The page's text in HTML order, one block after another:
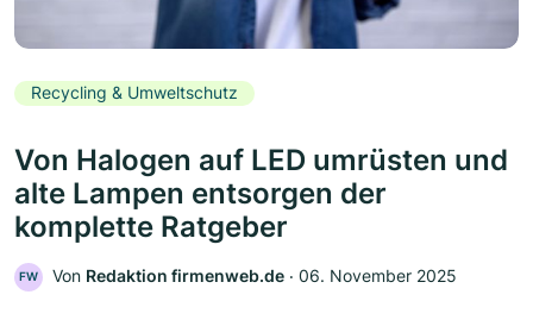
Recycling & Umweltschutz
Von Halogen auf LED umrüsten und
alte Lampen entsorgen der
komplette Ratgeber
FW Von Redaktion firmenweb.de ‧ 06. November 2025